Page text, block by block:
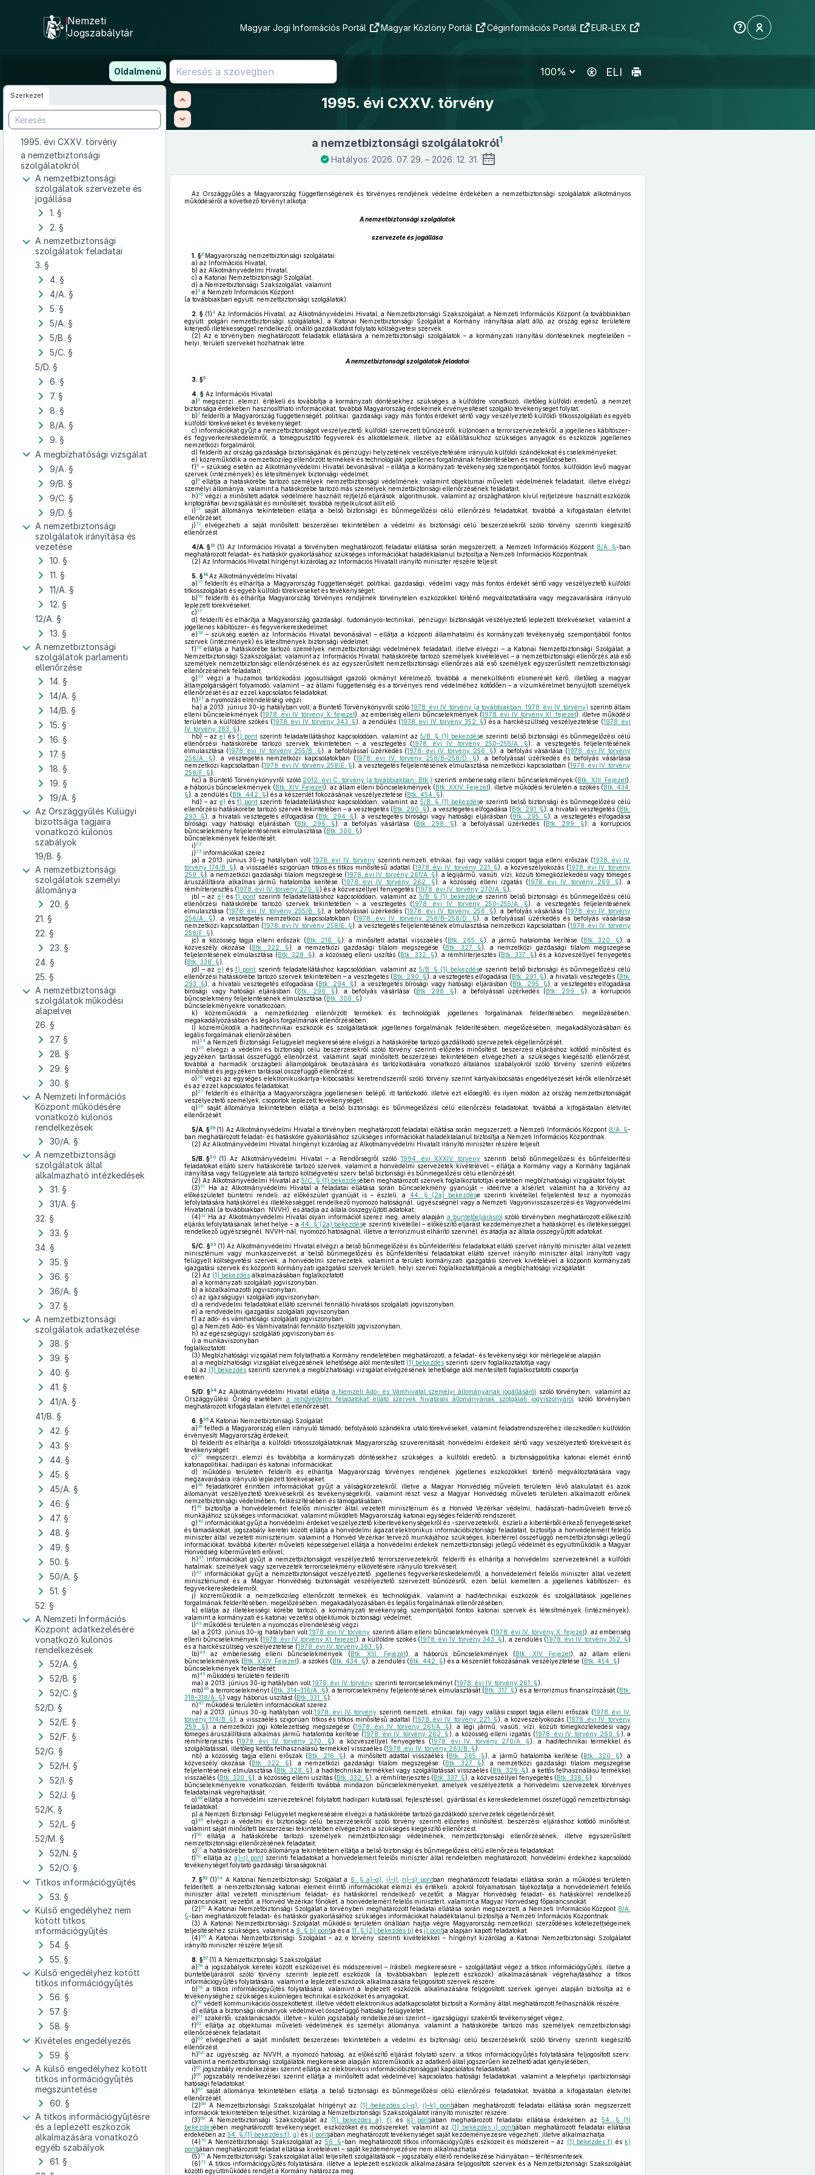
tartalomra
Nemzeti
Jogszabálytár
Magyar Jogi Információs Portál Magyar Közlöny Portál Céginformációs Portál EUR-LEX
Oldalmenü ELI
Szerkezet
1995. évi CXXV. törvény
a nemzetbiztonsági
szolgálatokról
A nemzetbiztonsági
szolgálatok szervezete és
jogállása
1. §
2. §
A nemzetbiztonsági
szolgálatok feladatai
3. §
4. §
4/A. §
5. §
5/A. §
5/B. §
5/C. §
5/D. §
6. §
7. §
8. §
8/A. §
9. §
A megbízhatósági vizsgálat
9/A. §
9/B. §
9/C. §
9/D. §
A nemzetbiztonsági
szolgálatok irányítása és
vezetése
10. §
11. §
11/A. §
12. §
12/A. §
13. §
A nemzetbiztonsági
szolgálatok parlamenti
ellenőrzése
14. §
14/A. §
14/B. §
15. §
16. §
17. §
18. §
19. §
19/A. §
Az Országgyűlés Külügyi
bizottsága tagjaira
vonatkozó különös
szabályok
19/B. §
A nemzetbiztonsági
szolgálatok személyi
állománya
20. §
21. §
22. §
23. §
24. §
25. §
A nemzetbiztonsági
szolgálatok működési
alapelvei
26. §
27. §
28. §
29. §
30. §
A Nemzeti Információs
Központ működésére
vonatkozó különös
rendelkezések
30/A. §
A nemzetbiztonsági
szolgálatok által
alkalmazható intézkedések
31. §
31/A. §
32. §
33. §
34. §
35. §
36. §
36/A. §
37. §
A nemzetbiztonsági
szolgálatok adatkezelése
38. §
39. §
40. §
41. §
41/A. §
41/B. §
42. §
43. §
44. §
45. §
45/A. §
46. §
47. §
48. §
49. §
50. §
50/A. §
51. §
52. §
A Nemzeti Információs
Központ adatkezelésére
vonatkozó különös
rendelkezések
52/A. §
52/B. §
52/C. §
52/D. §
52/E. §
52/F. §
52/G. §
52/H. §
52/I. §
52/J. §
52/K. §
52/L. §
52/M. §
52/N. §
52/O. §
Titkos információgyűjtés
53. §
Külső engedélyhez nem
kötött titkos
információgyűjtés
54. §
55. §
Külső engedélyhez kötött
titkos információgyűjtés
56. §
57. §
58. §
Kivételes engedélyezés
59. §
A külső engedélyhez kötött
titkos információgyűjtés
megszüntetése
60. §
A titkos információgyűjtésre
és a leplezett eszközök
alkalmazására vonatkozó
egyéb szabályok
61. §
1995. évi CXXV. törvény
a nemzetbiztonsági szolgálatokról1
Hatályos: 2026. 07. 29. – 2026. 12. 31.
Az Országgyűlés a Magyarország függetlenségének és törvényes rendjének védelme érdekében a nemzetbiztonsági szolgálatok alkotmányos
működéséről a következő törvényt alkotja:
A nemzetbiztonsági szolgálatok
szervezete és jogállása
1. §2 Magyarország nemzetbiztonsági szolgálatai:
a) az Információs Hivatal,
b) az Alkotmányvédelmi Hivatal,
c) a Katonai Nemzetbiztonsági Szolgálat,
d) a Nemzetbiztonsági Szakszolgálat, valamint
e)3a Nemzeti Információs Központ
(a továbbiakban együtt: nemzetbiztonsági szolgálatok).
2. §(1)4 Az Információs Hivatal, az Alkotmányvédelmi Hivatal, a Nemzetbiztonsági Szakszolgálat, a Nemzeti Információs Központ (a továbbiakban
együtt: polgári nemzetbiztonsági szolgálatok), a Katonai Nemzetbiztonsági Szolgálat a Kormány irányítása alatt álló, az ország egész területére
kiterjedő illetékességgel rendelkező, önálló gazdálkodást folytató költségvetési szervek.
(2) Az e törvényben meghatározott feladatok ellátására a nemzetbiztonsági szolgálatok – a kormányzati irányítási döntéseknek megfelelően –
helyi, területi szerveket hozhatnak létre.
A nemzetbiztonsági szolgálatok feladatai
3. §5
4. §Az Információs Hivatal
a)6megszerzi, elemzi, értékeli és továbbítja a kormányzati döntésekhez szükséges, a külföldre vonatkozó, illetőleg külföldi eredetű, a nemzet
biztonsága érdekében hasznosítható információkat, továbbá Magyarország érdekeinek érvényesítését szolgáló tevékenységet folytat;
b)7felderíti a Magyarország függetlenségét, politikai, gazdasági vagy más fontos érdekét sértő vagy veszélyeztető külföldi titkosszolgálati és egyéb
külföldi törekvéseket és tevékenységet;
c) információkat gyűjt a nemzetbiztonságot veszélyeztető, külföldi szervezett bűnözésről, különösen a terrorszervezetekről, a jogellenes kábítószer-
és fegyverkereskedelemről, a tömegpusztító fegyverek és alkotóelemeik, illetve az előállításukhoz szükséges anyagok és eszközök jogellenes
nemzetközi forgalmáról;
d) felderíti az ország gazdasága biztonságának és pénzügyi helyzetének veszélyeztetésére irányuló külföldi szándékokat és cselekményeket;
e) közreműködik a nemzetközileg ellenőrzött termékek és technológiák jogellenes forgalmának felderítésében és megelőzésében;
f)8– szükség esetén az Alkotmányvédelmi Hivatal bevonásával – ellátja a kormányzati tevékenység szempontjából fontos, külföldön lévő magyar
szervek (intézmények) és létesítmények biztonsági védelmét;
g)9ellátja a hatáskörébe tartozó személyek nemzetbiztonsági védelmének, valamint objektumai műveleti védelmének feladatait, illetve elvégzi
személyi állománya, valamint a hatáskörébe tartozó más személyek nemzetbiztonsági ellenőrzésének feladatait.
h) 10végzi a minősített adatok védelmére használt rejtjelző eljárások, algoritmusok, valamint az országhatáron kívül rejtjelzésre használt eszközök
kriptográfiai bevizsgálását és minősítését, továbbá rejtjelkulcsot állít elő;
i) 11
saját állománya tekintetében ellátja a belső biztonsági és bűnmegelőzési célú ellenőrzési feladatokat, továbbá a kifogástalan életvitel
ellenőrzését;
j) 12
elvégezheti a saját minősített beszerzései tekintetében a védelmi és biztonsági célú beszerzésekről szóló törvény szerinti kiegészítő
ellenőrzést.
4/A. §13 (1) Az Információs Hivatal a törvényben meghatározott feladatai ellátása során megszerzett, a Nemzeti Információs Központ 8/A. §-ban
meghatározott feladat- és hatáskör gyakorlásához szükséges információkat haladéktalanul biztosítja a Nemzeti Információs Központnak.
(2) Az Információs Hivatal hírigényt kizárólag az Információs Hivatalt irányító miniszter részére teljesít.
5. §14 Az Alkotmányvédelmi Hivatal
a) 15felderíti és elhárítja a Magyarország függetlenségét, politikai, gazdasági, védelmi vagy más fontos érdekét sértő vagy veszélyeztető külföldi
titkosszolgálati és egyéb külföldi törekvéseket és tevékenységet;
b) 16felderíti és elhárítja Magyarország törvényes rendjének törvénytelen eszközökkel történő megváltoztatására vagy megzavarására irányuló
leplezett törekvéseket;
c) 17
d) felderíti és elhárítja a Magyarország gazdasági, tudományos-technikai, pénzügyi biztonságát veszélyeztető leplezett törekvéseket, valamint a
jogellenes kábítószer- és fegyverkereskedelmet;
e) 18– szükség esetén az Információs Hivatal bevonásával – ellátja a központi államhatalmi és kormányzati tevékenység szempontjából fontos
szervek (intézmények) és létesítmények biztonsági védelmét;
f) 19ellátja a hatáskörébe tartozó személyek nemzetbiztonsági védelmének feladatait, illetve elvégzi – a Katonai Nemzetbiztonsági Szolgálat, a
Nemzetbiztonsági Szakszolgálat, valamint az Információs Hivatal hatáskörébe tartozó személyek kivételével – a nemzetbiztonsági ellenőrzés alá eső
személyek nemzetbiztonsági ellenőrzésének és az egyszerűsített nemzetbiztonsági ellenőrzés alá eső személyek egyszerűsített nemzetbiztonsági
ellenőrzésének feladatait;
g)20végzi a huzamos tartózkodási jogosultságot igazoló okmányt kérelmező, továbbá a menekültkénti elismerését kérő, illetőleg a magyar
állampolgárságért folyamodó, valamint – az állami függetlenség és a törvényes rend védelméhez kötődően – a vízumkérelmet benyújtott személyek
ellenőrzését és az ezzel kapcsolatos feladatokat;
h)21 a nyomozás elrendeléséig végzi
ha) a 2013. június 30-ig hatályban volt, a Büntető Törvénykönyvről szóló 1978. évi IV. törvény (a továbbiakban: 1978. évi IV. törvény) szerinti állam
elleni bűncselekmények (1978. évi IV. törvény X. fejezet), az emberiség elleni bűncselekmények (1978. évi IV. törvény XI. fejezet), illetve működési
területén a külföldre szökés (1978. évi IV. törvény 343. §), a zendülés (1978. évi IV. törvény 352. §) és a harckészültség veszélyeztetése (1978. évi
IV. törvény 363. §),
hb) – az e) ésf) pont szerinti feladatellátáshoz kapcsolódóan, valamint az 5/B. § (1) bekezdése szerinti belső biztonsági és bűnmegelőzési célú
ellenőrzési hatáskörébe tartozó szervek tekintetében – a vesztegetés (1978. évi IV. törvény 250–255/A. §), a vesztegetés feljelentésének
elmulasztása (1978. évi IV. törvény 255/B. §), a befolyással üzérkedés (1978. évi IV. törvény 256. §), a befolyás vásárlása (1978. évi IV. törvény
256/A. §), a vesztegetés nemzetközi kapcsolatokban (1978. évi IV. törvény 258/B–258/D. §), a befolyással üzérkedés és befolyás vásárlása
nemzetközi kapcsolatban (1978. évi IV. törvény 258/E. §), a vesztegetés feljelentésének elmulasztása nemzetközi kapcsolatban (1978. évi IV. törvény
258/F. §),
hc) a Büntető Törvénykönyvről szóló 2012. évi C. törvény (a továbbiakban: Btk.) szerinti emberiesség elleni bűncselekmények (Btk. XIII. Fejezet),
a háborús bűncselekmények (Btk. XIV. Fejezet), az állam elleni bűncselekmények (Btk. XXIV. Fejezet), illetve működési területén a szökés (Btk. 434.
§), a zendülés (Btk. 442. §) és a készenlét fokozásának veszélyeztetése (Btk. 454. §),
hd) – az e) ésf) pont szerinti feladatellátáshoz kapcsolódóan, valamint az 5/B. § (1) bekezdése szerinti belső biztonsági és bűnmegelőzési célú
ellenőrzési hatáskörébe tartozó szervek tekintetében – a vesztegetés (Btk. 290. §), a vesztegetés elfogadása (Btk. 291. §), a hivatali vesztegetés (Btk.
293. §), a hivatali vesztegetés elfogadása (Btk. 294. §), a vesztegetés bírósági vagy hatósági eljárásban (Btk. 295. §), a vesztegetés elfogadása
bírósági vagy hatósági eljárásban (Btk. 296. §), a befolyás vásárlása (Btk. 298. §), a befolyással üzérkedés (Btk. 299. §), a korrupciós
bűncselekmény feljelentésének elmulasztása (Btk. 300. §)
bűncselekmények felderítését;
i)22
j)23információkat szerez
ja) a 2013. június 30-ig hatályban volt 1978. évi IV. törvényszerinti nemzeti, etnikai, faji vagy vallási csoport tagja elleni erőszak (1978. évi IV.
törvény 174/B. §), a visszaélés szigorúan titkos és titkos minősítésű adattal (1978. évi IV. törvény 221. §), a közveszélyokozás (1978. évi IV. törvény
259. §), a nemzetközi gazdasági tilalom megszegése (1978. évi IV. törvény 261/A. §), a légijármű, vasúti, vízi, közúti tömegközlekedési vagy tömeges
áruszállításra alkalmas jármű hatalomba kerítése (1978. évi IV. törvény 262. §), a közösség elleni izgatás (1978. évi IV. törvény 269. §), a
rémhírterjesztés (1978. évi IV. törvény 270. §) és a közveszéllyel fenyegetés (1978. évi IV. törvény 270/A. §),
jb) – az e) ésf) pont szerinti feladatellátáshoz kapcsolódóan, valamint az 5/B. § (1) bekezdése szerinti belső biztonsági és bűnmegelőzési célú
ellenőrzési hatáskörébe tartozó szervek tekintetében – a vesztegetés (1978. évi IV. törvény 250–255/A. §), a vesztegetés feljelentésének
elmulasztása (1978. évi IV. törvény 255/B. §), a befolyással üzérkedés (1978. évi IV. törvény 256. §), a befolyás vásárlása (1978. évi IV. törvény
256/A. §), a vesztegetés nemzetközi kapcsolatokban (1978. évi IV. törvény 258/B–258/D. §), a befolyással üzérkedés és befolyás vásárlása
nemzetközi kapcsolatban (1978. évi IV. törvény 258/E. §), a vesztegetés feljelentésének elmulasztása nemzetközi kapcsolatban (1978. évi IV. törvény
258/F. §),
jc) a közösség tagja elleni erőszak (Btk. 216. §), a minősített adattal visszaélés (Btk. 265. §), a jármű hatalomba kerítése (Btk. 320. §), a
közveszély okozása (Btk. 322. §), a nemzetközi gazdasági tilalom megszegése (Btk. 327. §), a nemzetközi gazdasági tilalom megszegése
feljelentésének elmulasztása (Btk. 328. §), a közösség elleni uszítás (Btk. 332. §), a rémhírterjesztés (Btk. 337. §) és a közveszéllyel fenyegetés
(Btk. 338. §),
jd) – az e) ésf) pont szerinti feladatellátáshoz kapcsolódóan, valamint az 5/B. § (1) bekezdése szerinti belső biztonsági és bűnmegelőzési célú
ellenőrzési hatáskörébe tartozó szervek tekintetében – a vesztegetés (Btk. 290. §), a vesztegetés elfogadása (Btk. 291. §), a hivatali vesztegetés (Btk.
293. §), a hivatali vesztegetés elfogadása (Btk. 294. §), a vesztegetés bírósági vagy hatósági eljárásban (Btk. 295. §), a vesztegetés elfogadása
bírósági vagy hatósági eljárásban (Btk. 296. §), a befolyás vásárlása (Btk. 298. §), a befolyással üzérkedés (Btk. 299. §), a korrupciós
bűncselekmény feljelentésének elmulasztása (Btk. 300. §)
bűncselekményekre vonatkozóan;
k) közreműködik a nemzetközileg ellenőrzött termékek és technológiák jogellenes forgalmának felderítésében, megelőzésében,
megakadályozásában és legális forgalmának ellenőrzésében;
l) közreműködik a haditechnikai eszközök és szolgáltatások jogellenes forgalmának felderítésében, megelőzésében, megakadályozásában és
legális forgalmának ellenőrzésében.
m)24a Nemzeti Biztonsági Felügyelet megkeresésére elvégzi a hatáskörébe tartozó gazdálkodó szervezetek cégellenőrzését.
n)25elvégzi a védelmi és biztonsági célú beszerzésekről szóló törvény szerinti előzetes minősítést, beszerzési eljáráshoz kötődő minősítést és
jegyzéken tartással összefüggő ellenőrzést, valamint saját minősített beszerzései tekintetében elvégezheti a szükséges kiegészítő ellenőrzést,
továbbá a harmadik országbeli állampolgárok beutazására és tartózkodására vonatkozó általános szabályokról szóló törvény szerinti előzetes
minősítést és jegyzéken tartással összefüggő ellenőrzést;
o)26végzi az egységes elektronikuskártya-kibocsátási keretrendszerről szóló törvény szerint kártyakibocsátás engedélyezését kérők ellenőrzését
és az ezzel kapcsolatos feladatokat;
p)27felderíti és elhárítja a Magyarországra jogellenesen belépő, itt tartózkodó, illetve ezt elősegítő, és ilyen módon az ország nemzetbiztonságát
veszélyeztető személyek, csoportok leplezett tevékenységét;
q)28saját állománya tekintetében ellátja a belső biztonsági és bűnmegelőzési célú ellenőrzési feladatokat, továbbá a kifogástalan életvitel
ellenőrzését.
5/A. §29 (1) Az Alkotmányvédelmi Hivatal a törvényben meghatározott feladatai ellátása során megszerzett, a Nemzeti Információs Központ 8/A. §-
ban meghatározott feladat- és hatásköre gyakorlásához szükséges információkat haladéktalanul biztosítja a Nemzeti Információs Központnak.
(2) Az Alkotmányvédelmi Hivatal hírigényt kizárólag az Alkotmányvédelmi Hivatalt irányító miniszter részére teljesít.
5/B. §30 (1) Az Alkotmányvédelmi Hivatal – a Rendőrségről szóló 1994. évi XXXIV. törvény szerinti belső bűnmegelőzési és bűnfelderítési
feladatokat ellátó szerv hatáskörébe tartozó szervek, valamint a honvédelmi szervezetek kivételével – ellátja a Kormány vagy a Kormány tagjának
irányítása vagy felügyelete alá tartozó költségvetési szerv belső biztonsági és bűnmegelőzési célú ellenőrzését.
(2) Az Alkotmányvédelmi Hivatal az 5/C. § (1) bekezdésében meghatározott szervek foglalkoztatottjai esetében megbízhatósági vizsgálatot folytat.
(3)31
Ha az Alkotmányvédelmi Hivatal a feladatai ellátása során bűncselekmény gyanúját – ideértve a kísérlet, valamint ha a törvény az
előkészületet büntetni rendeli, az előkészület gyanúját is – észleli, a 44. § (2a) bekezdése szerinti kivétellel feljelentést tesz a nyomozás
lefolytatására hatáskörrel és illetékességgel rendelkező nyomozó hatóságnál, ügyészségnél vagy a Nemzeti Vagyonvisszaszerzési és Vagyonvédelmi
Hivatalnál (a továbbiakban: NVVH), és átadja az általa összegyűjtött adatokat.
(4)32 Ha az Alkotmányvédelmi Hivatal olyan információt szerez meg, amely alapján a büntetőeljárásról szóló törvényben meghatározott előkészítő
eljárás lefolytatásának lehet helye – a44. § (2a) bekezdése szerinti kivétellel – előkészítő eljárást kezdeményezhet a hatáskörrel és illetékességgel
rendelkező ügyészségnél, NVVH-nál, nyomozó hatóságnál, illetve a terrorizmust elhárító szervnél, és átadja az általa összegyűjtött adatokat.
5/C. §33 (1) Az Alkotmányvédelmi Hivatal elvégzi a belső bűnmegelőzési és bűnfelderítési feladatokat ellátó szervet irányító miniszter által vezetett
minisztérium vagy munkaszervezet, a belső bűnmegelőzési és bűnfelderítési feladatokat ellátó szervet irányító miniszter által irányított vagy
felügyelt költségvetési szervek, a honvédelmi szervezetek, valamint a területi kormányzati igazgatási szervek kivételével a központi kormányzati
igazgatási szervek és központi kormányzati igazgatási szervek területi, helyi szervei foglalkoztatottjának a megbízhatósági vizsgálatát.
(2) Az (1) bekezdésalkalmazásában foglalkoztatott
a) a kormányzati szolgálati jogviszonyban,
b) a közalkalmazotti jogviszonyban,
c) az igazságügyi szolgálati jogviszonyban,
d) a rendvédelmi feladatokat ellátó szervnél fennálló hivatásos szolgálati jogviszonyban,
e) a rendvédelmi igazgatási szolgálati jogviszonyban,
f) az adó- és vámhatósági szolgálati jogviszonyban,
g) a Nemzeti Adó- és Vámhivatalnál fennálló tisztjelölti jogviszonyban,
h) az egészségügyi szolgálati jogviszonyban és
i) a munkaviszonyban
foglalkoztatott.
(3) Megbízhatósági vizsgálat nem folytatható a Kormány rendeletében meghatározott, a feladat- és tevékenységi kör mérlegelése alapján
a) a megbízhatósági vizsgálat elvégzésének lehetősége alól mentesített (1) bekezdésszerinti szerv foglalkoztatottja vagy
b) az (1) bekezdésszerinti szervnek a megbízhatósági vizsgálat elvégzésének lehetősége alól mentesített foglalkoztatotti csoportja
esetén.
5/D. §34 Az Alkotmányvédelmi Hivatal ellátjaa Nemzeti Adó- és Vámhivatal személyi állományának jogállásáról szóló törvényben, valamint az
Országgyűlési Őrség esetében a rendvédelmi feladatokat ellátó szervek hivatásos állományának szolgálati jogviszonyáról
szóló törvényben
meghatározott kifogástalan életvitel ellenőrzését.
6. §35 A Katonai Nemzetbiztonsági Szolgálat
a)36felfedi a Magyarország ellen irányuló támadó, befolyásoló szándékra utaló törekvéseket, valamint feladatrendszeréhez illeszkedően külföldön
érvényesíti Magyarország érdekeit;
b) felderíti és elhárítja a külföldi titkosszolgálatoknak Magyarország szuverenitását, honvédelmi érdekeit sértő vagy veszélyeztető törekvéseit és
tevékenységét;
c)37megszerzi, elemzi és továbbítja a kormányzati döntésekhez szükséges, a külföldi eredetű, a biztonságpolitika katonai elemét érintő
katonapolitikai, hadiipari és katonai információkat;
d) működési területén felderíti és elhárítja Magyarország törvényes rendjének jogellenes eszközökkel történő megváltoztatására vagy
megzavarására irányuló leplezett törekvéseket;
e)38feladatkörét érintően információkat gyűjt a válságkörzetekről, illetve a Magyar Honvédség műveleti területen lévő alakulatait és azok
állományát veszélyeztető törekvésekről és tevékenységekről, valamint részt vesz a Magyar Honvédség műveleti területen alkalmazott erőinek
nemzetbiztonsági védelmében, felkészítésében és támogatásában;
f)39biztosítja a honvédelemért felelős miniszter által vezetett minisztérium és a Honvéd Vezérkar védelmi, hadászati-hadműveleti tervező
munkájához szükséges információkat, valamint működteti Magyarország katonai egységes felderítő rendszerét;
g)40információkat gyűjt a honvédelmi érdeket veszélyeztető kibertevékenységekről és -szervezetekről, észleli a kibertérből érkező fenyegetéseket
és támadásokat, jogszabály keretei között ellátja a honvédelmi ágazat elektronikus információbiztonsági feladatait, biztosítja a honvédelemért felelős
miniszter által vezetett minisztérium, valamint a Honvéd Vezérkar tervező munkájához szükséges, kibertérrel összefüggő nemzetbiztonsági jellegű
információkat, továbbá kibertér műveleti képességeivel ellátja a honvédelmi érdekek nemzetbiztonsági jellegű védelmét és együttműködik a Magyar
Honvédség kiberműveleti erőivel;
h)41
információkat gyűjt a nemzetbiztonságot veszélyeztető terrorszervezetekről, felderíti és elhárítja a honvédelmi szervezeteknél a külföldi
hatalmak, személyek vagy szervezetek terrorcselekmény elkövetésére irányuló törekvéseit;
i)42 információkat gyűjt a nemzetbiztonságot veszélyeztető, jogellenes fegyverkereskedelemről, a honvédelemért felelős miniszter által vezetett
minisztériumot és a Magyar Honvédség biztonságát veszélyeztető szervezett bűnözésről, ezen belül kiemelten a jogellenes kábítószer- és
fegyverkereskedelemről;
j) közreműködik a nemzetközileg ellenőrzött termékek és technológiák, valamint a haditechnikai eszközök és szolgáltatások jogellenes
forgalmának felderítésében, megelőzésében, megakadályozásában és legális forgalmának ellenőrzésében;
k) ellátja az illetékességi körébe tartozó, a kormányzati tevékenység szempontjából fontos katonai szervek és létesítmények (intézmények),
valamint a kormányzati és katonai vezetési objektumok biztonsági védelmét;
l)43működési területén a nyomozás elrendeléséig végzi
la) a 2013. június 30-ig hatályban volt 1978. évi IV. törvény szerinti állam elleni bűncselekmények (1978. évi IV. törvény X. fejezet), az emberiség
elleni bűncselekmények (1978. évi IV. törvény XI. fejezet), a külföldre szökés (1978. évi IV. törvény 343. §), a zendülés (1978. évi IV. törvény 352. §)
és a harckészültség veszélyeztetése (1978. évi IV. törvény 363. §),
lb)44az emberiesség elleni bűncselekmények (Btk. XIII. Fejezet), a háborús bűncselekmények (Btk. XIV. Fejezet), az állam elleni
bűncselekmények (Btk. XXIV. Fejezet), a szökés (Btk. 434. §), a zendülés (Btk. 442. §) és a készenlét fokozásának veszélyeztetése (Btk. 454. §)
bűncselekmények felderítését;
m)45működési területén felderíti
ma) a 2013. június 30-ig hatályban volt 1978. évi IV. törvényszerinti terrorcselekményt (1978. évi IV. törvény 261. §),
mb)46a terrorcselekményt (Btk. 314–316/A. §), a terrorcselekmény feljelentésének elmulasztását (Btk. 317. §) és a terrorizmus finanszírozását (Btk.
318–318/A. §) vagy háborús uszítást (Btk. 331. §);
n)47működési területén információkat szerez
na) a 2013. június 30-ig hatályban volt1978. évi IV. törvényszerinti nemzeti, etnikai, faji vagy vallási csoport tagja elleni erőszak (1978. évi IV.
törvény 174/B. §), a visszaélés szigorúan titkos és titkos minősítésű adattal (1978. évi IV. törvény 221. §), a közveszélyokozás (1978. évi IV. törvény
259. §), a nemzetközi jogi kötelezettség megszegése (1978. évi IV. törvény 261/A. §), a légi jármű, vasúti, vízi, közúti tömegközlekedési vagy
tömeges áruszállításra alkalmas jármű hatalomba kerítése (1978. évi IV. törvény 262. § ), a közösség elleni izgatás (1978. évi IV. törvény 269. § ), a
rémhírterjesztés (1978. évi IV. törvény 270. §), a közveszéllyel fenyegetés (1978. évi IV. törvény 270/A. §), a haditechnikai termékkel és
szolgáltatással, illetőleg kettős felhasználású termékkel visszaélés (1978. évi IV. törvény 263/B. §),
nb) a közösség tagja elleni erőszak (Btk. 216. §), a minősített adattal visszaélés (Btk. 265. §), a jármű hatalomba kerítése (Btk. 320. §), a
közveszély okozása (Btk. 322. §), a nemzetközi gazdasági tilalom megszegése (Btk. 327. §), a nemzetközi gazdasági tilalom megszegése
feljelentésének elmulasztása (Btk. 328. §), a haditechnikai termékkel vagy szolgáltatással visszaélés (Btk. 329. §), a kettős felhasználású termékkel
visszaélés (Btk. 330. §), a közösség elleni uszítás (Btk. 332. §), a rémhírterjesztés (Btk. 337. §), a közveszéllyel fenyegetés (Btk. 338. §)
bűncselekményekre vonatkozóan, felderíti továbbá mindazon bűncselekményeket, amelyek veszélyeztetik a honvédelmi szervezetek törvényes
feladatainak végrehajtását;
o)48ellátja a honvédelmi szervezeteknél folytatott hadiipari kutatással, fejlesztéssel, gyártással és kereskedelemmel összefüggő nemzetbiztonsági
feladatokat;
p) a Nemzeti Biztonsági Felügyelet megkeresésére elvégzi a hatáskörébe tartozó gazdálkodó szervezetek cégellenőrzését;
q)49elvégzi a védelmi és biztonsági célú beszerzésekről szóló törvény szerinti előzetes minősítést, beszerzési eljáráshoz kötődő minősítést,
valamint saját minősített beszerzései tekintetében elvégezheti a szükséges kiegészítő ellenőrzést.
r)50ellátja a hatáskörébe tartozó személyek nemzetbiztonsági védelmének, nemzetbiztonsági ellenőrzésének, illetve egyszerűsített
nemzetbiztonsági ellenőrzésének feladatait;
s)51 a hatáskörébe tartozó állománya tekintetében ellátja a belső biztonsági és bűnmegelőzési célú ellenőrzési feladatokat;
t)52 ellátja az a)–r) pontszerinti feladatokat a honvédelemért felelős miniszter által rendeletben meghatározott, honvédelmi érdekhez kapcsolódó
tevékenységet folytató gazdasági társaságoknál.
7. §53 (1)54 A Katonai Nemzetbiztonsági Szolgálat a 6. § a)–g) i)–l) n)–s) pontban meghatározott feladatai ellátása során a működési területén
felderített, a nemzetbiztonság katonai elemeit érintő információkat elemzi és értékeli, azokról folyamatosan tájékoztatja a honvédelemért felelős
miniszter által vezetett minisztérium feladat- és hatáskörrel rendelkező vezetőit, a Magyar Honvédség feladat- és hatáskörrel rendelkező
parancsnokait, vezetőit, a Honvéd Vezérkar főnökét, a honvédelemért felelős minisztert, valamint a Magyar Honvédség főparancsnokát.
(2)55A Katonai Nemzetbiztonsági Szolgálat a törvényben meghatározott feladatai ellátása során megszerzett, a Nemzeti Információs Központ 8/A.
§-ban meghatározott feladat- és hatáskör gyakorlásához szükséges információkat haladéktalanul biztosítja a Nemzeti Információs Központnak.
(3) A Katonai Nemzetbiztonsági Szolgálat működési területén önállóan hajtja végre Magyarország nemzetközi szerződéses kötelezettségeinek
teljesítéséhez szükséges, valamint a 9. § b) pontja és a 11. § (2) bekezdés b) és i) pontja alapján kapott feladatokat.
(4)56A Katonai Nemzetbiztonsági Szolgálat – az e törvény szerinti kivételekkel – hírigényt kizárólag a Katonai Nemzetbiztonsági Szolgálatot
irányító miniszter részére teljesít.
8. §57 (1) A Nemzetbiztonsági Szakszolgálat
a)58a jogszabályok keretei között eszközeivel és módszereivel – írásbeli megkeresésre – szolgáltatást végez a titkos információgyűjtés, illetve a
büntetőeljárásról szóló törvény szerinti leplezett eszközök (a továbbiakban: leplezett eszközök) alkalmazásának végrehajtásához a titkos
információgyűjtés folytatására, valamint a leplezett eszközök alkalmazására feljogosított szervek részére,
b)59a titkos információgyűjtés folytatására, valamint a leplezett eszközök alkalmazására feljogosított szervek igényei alapján biztosítja az e
tevékenységhez szükséges különleges technikai eszközöket és anyagokat,
c)60védett kommunikációs összeköttetést, illetve védett elektronikus adatkapcsolatot biztosít a Kormány által meghatározott felhasználók részére,
d) ellátja a biztonsági okmányok védelmével összefüggő hatósági felügyeletet,
e)61 szakértői, szaktanácsadói, illetve – külön jogszabály rendelkezései szerint – igazságügyi szakértői tevékenységet végez,
f)62
ellátja az objektumai műveleti védelmének és személyi állománya, valamint a hatáskörébe tartozó más személyek nemzetbiztonsági
ellenőrzésének feladatait.
g)63elvégezheti a saját minősített beszerzései tekintetében a védelmi és biztonsági célú beszerzésekről szóló törvény szerinti kiegészítő
ellenőrzést,
h)64az ügyészség, az NVVH, a nyomozó hatóság, az előkészítő eljárást folytató szerv, a titkos információgyűjtés folytatására feljogosított szerv,
valamint a nemzetbiztonsági szolgálatok megkeresése alapján közreműködik az adatkérő által jogszerűen kezelhető adat igénylésében,
i)65jogszabály rendelkezései szerint ellátja az elektronikus információbiztonsággal kapcsolatos feladatokat,
j)66jogszabály rendelkezései szerint ellátja a minősített adat védelmével kapcsolatos hatósági feladatokat, valamint a telephelyi iparbiztonsági
hatósági feladatokat.
k)67saját állománya tekintetében ellátja a belső biztonsági és bűnmegelőzési célú ellenőrzési feladatokat, továbbá a kifogástalan életvitel
ellenőrzését.
(2)68A Nemzetbiztonsági Szakszolgálat hírigényt az (1) bekezdés c)–g) ,i)–k) pontjában meghatározott feladatai ellátása során megszerzett
információk tekintetében teljesíthet, kizárólag a Nemzetbiztonsági Szakszolgálatot irányító miniszter részére.
(3)69A Nemzetbiztonsági Szakszolgálat az (1) bekezdés a) ,f) és k) pontjában meghatározott feladatai ellátása érdekében az 54. § (1)
bekezdésében meghatározott tevékenységet, eszközöket és módszereket, valamint az (1) bekezdés i) pontjában meghatározott feladatai ellátása
érdekében az 54. § (1) bekezdés f) g) és j) pontjában meghatározott tevékenységet saját kezdeményezésre végezheti, illetve alkalmazhatja.
(4)70A Nemzetbiztonsági Szakszolgálat az 56. §-ban meghatározott titkos információgyűjtés eszközeit és módszereit – az (1) bekezdés f) és k)
pontjában meghatározott feladat ellátása kivételével – saját kezdeményezésre nem alkalmazhatja.
(5)71 A Nemzetbiztonsági Szakszolgálat által teljesített szolgáltatások – jogszabály eltérő rendelkezése hiányában – térítésmentesek.
(6)72 A titkos információgyűjtés folytatására, illetve a leplezett eszközök alkalmazására feljogosított szervek és a Nemzetbiztonsági Szakszolgálat
közötti együttműködés rendjét a Kormány határozza meg.